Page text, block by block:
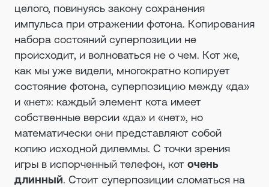
целого, повинуясь закону сохранения
импульса при отражении фотона. Копирования
набора состояний суперпозиции не
происходит, и волноваться не о чем. Кот же,
как мы уже видели, многократно копирует
состояние фотона, суперпозицию между «да»
и «нет»: каждый элемент кота имеет
собственные версии «да» и «нет», но
математически они представляют собой
копию исходной дилеммы. С точки зрения
игры в испорченный телефон, кот очень
длинный. Стоит суперпозиции сломаться на